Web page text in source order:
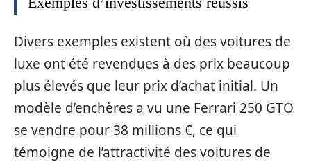
Divers exemples existent où des voitures de
luxe ont été revendues à des prix beaucoup
plus élevés que leur prix d’achat initial. Un
modèle d’enchères a vu une Ferrari 250 GTO
se vendre pour 38 millions €, ce qui
témoigne de l’attractivité des voitures de